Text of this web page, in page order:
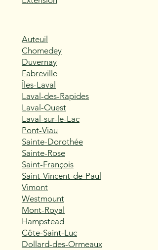
Auteuil
Chomedey
Duvernay
Fabreville
Îles-Laval
Laval-des-Rapides
Laval-Ouest
Laval-sur-le-Lac
Pont-Viau
Sainte-Dorothée
Sainte-Rose
Saint-François
Saint-Vincent-de-Paul
Vimont
Westmount
Mont-Royal
Hampstead
Côte-Saint-Luc
Dollard-des-Ormeaux